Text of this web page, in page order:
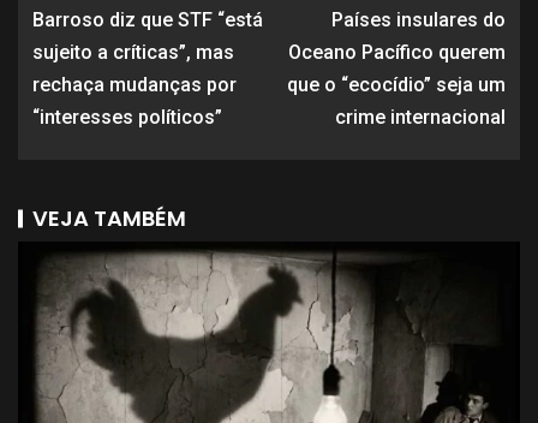
Barroso diz que STF “está
sujeito a críticas”, mas
rechaça mudanças por
“interesses políticos”
Países insulares do
Oceano Pacífico querem
que o “ecocídio” seja um
crime internacional
VEJA TAMBÉM